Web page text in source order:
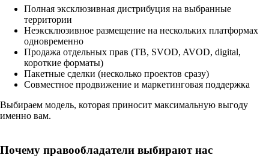
Полная эксклюзивная дистрибуция на выбранные
территории
Неэксклюзивное размещение на нескольких платформах
одновременно
Продажа отдельных прав (ТВ, SVOD, AVOD, digital,
короткие форматы)
Пакетные сделки (несколько проектов сразу)
Совместное продвижение и маркетинговая поддержка
Выбираем модель, которая приносит максимальную выгоду
именно вам.
Почему правообладатели выбирают нас